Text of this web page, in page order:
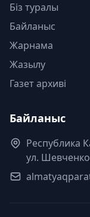
Біз туралы
Байланыс
Жарнама
Жазылу
Газет архиві
Байланыс
Республика
ул.